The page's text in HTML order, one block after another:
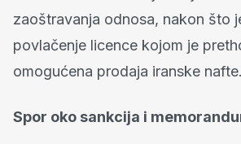
zaoštravanja odnosa, nakon što
povlačenje licence kojom je
omogućena prodaja iranske nafte.
Spor oko sankcija i